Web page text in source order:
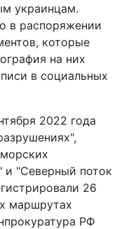
украинцам.
в распоряжении
которые
на них
в социальных
2022 года
и "Северный поток
26
маршрутах
РФ